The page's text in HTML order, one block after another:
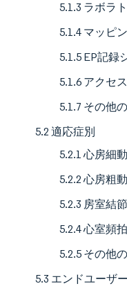
5.1.3 ラボラ
5.1.4 マッピ
5.1.5 EP記録
5.1.6 アクセ
5.1.7 その他
5.2 適応症別
5.2.1 心房細動
5.2.2 心房粗動
5.2.3 房室結
5.2.4 心室頻拍
5.2.5 その他
5.3 エンドユーザ